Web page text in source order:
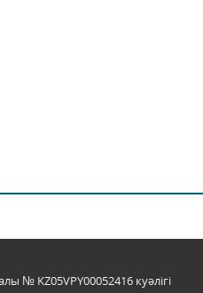
№ KZ05VPY00052416 куәлігі